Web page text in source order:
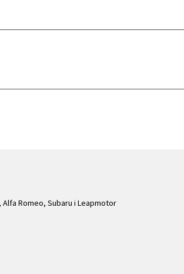
Romeo, Subaru i Leapmotor